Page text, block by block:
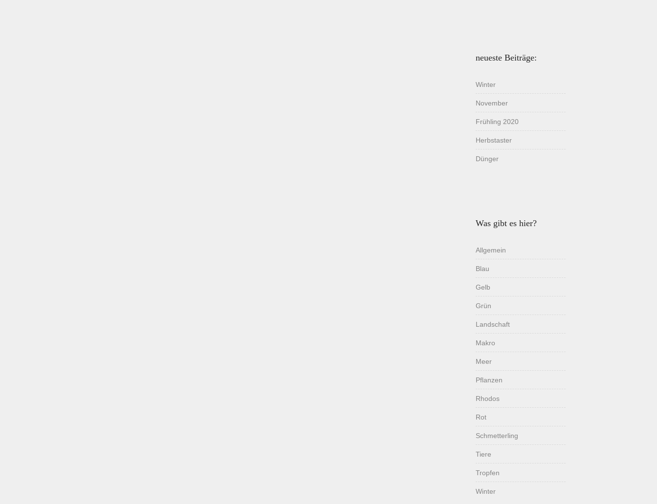
neueste Beiträge:
Winter
November
Frühling 2020
Herbstaster
Dünger
Was gibt es hier?
Allgemein
Blau
Gelb
Grün
Landschaft
Makro
Meer
Pflanzen
Rhodos
Rot
Schmetterling
Tiere
Tropfen
Winter